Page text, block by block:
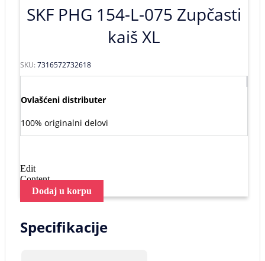
SKF PHG 154-L-075 Zupčasti
kaiš XL
SKU:7316572732618
Ovlašćeni distributer
100% originalni delovi
Edit
Content
Dodaj u korpu
Specifikacije